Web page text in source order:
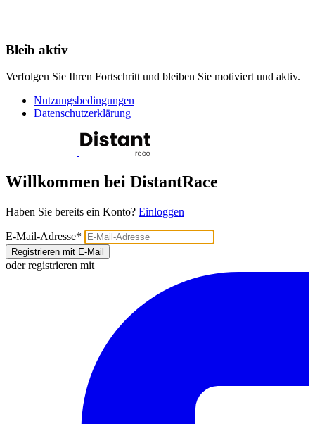
Bleib aktiv
Verfolgen Sie Ihren Fortschritt und bleiben Sie motiviert und aktiv.
Nutzungsbedingungen
Datenschutzerklärung
Willkommen bei DistantRace
Haben Sie bereits ein Konto? Einloggen
E-Mail-Adresse*
Registrieren mit E-Mail
oder registrieren mit